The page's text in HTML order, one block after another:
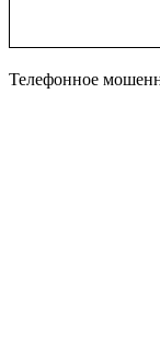
Телефонное